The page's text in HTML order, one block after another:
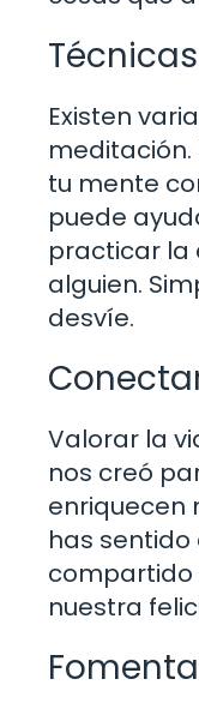
Existen
meditación.
tu mente
puede
practicar la
alguien.
desvíe.
Valorar la
nos creó
enriquecen
has
compartido
nuestra